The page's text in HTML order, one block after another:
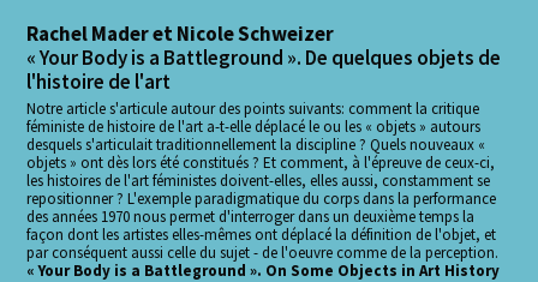
Rachel Mader et Nicole Schweizer
« Your Body is a Battleground ». De quelques objets de
l'histoire de l'art
Notre article s'articule autour des points suivants: comment la critique
féministe de histoire de l'art a-t-elle déplacé le ou les « objets » autours
desquels s'articulait traditionnellement la discipline ? Quels nouveaux «
objets » ont dès lors été constitués ? Et comment, à l'épreuve de ceux-ci,
les histoires de l'art féministes doivent-elles, elles aussi, constamment se
repositionner ? L'exemple paradigmatique du corps dans la performance
des années 1970 nous permet d'interroger dans un deuxième temps la
façon dont les artistes elles-mêmes ont déplacé la définition de l'objet, et
par conséquent aussi celle du sujet - de l'oeuvre comme de la perception.
« Your Body is a Battleground ». On Some Objects in Art History